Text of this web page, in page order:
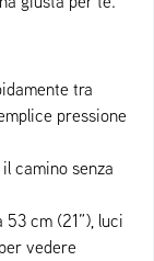
tra
pressione
camino senza
53 cm (21”), luci
vedere